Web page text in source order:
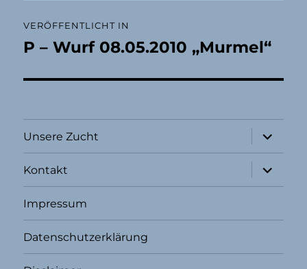
VERÖFFENTLICHT IN
P – Wurf 08.05.2010 „Murmel“
Unsere Zucht
öffnen
Kontakt
öffnen
Impressum
Datenschutzerklärung